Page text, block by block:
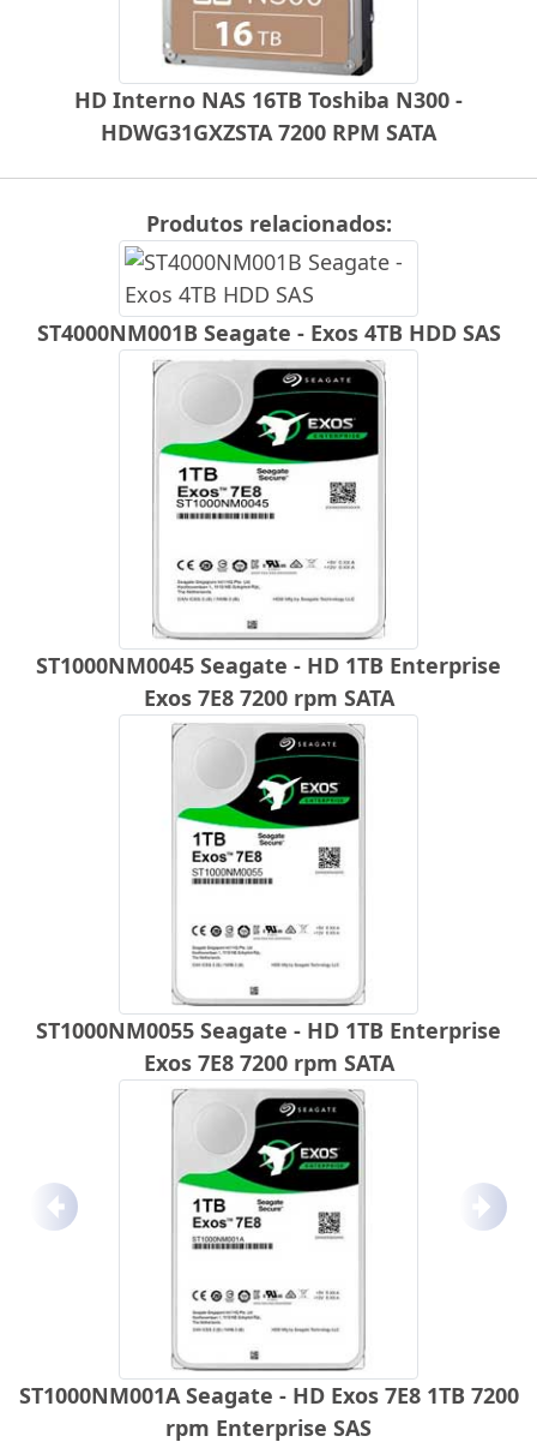
HD Interno NAS 16TB Toshiba N300 -
HDWG31GXZSTA 7200 RPM SATA
Produtos relacionados:
ST4000NM001B Seagate - Exos 4TB HDD SAS
ST1000NM0045 Seagate - HD 1TB Enterprise
Exos 7E8 7200 rpm SATA
ST1000NM0055 Seagate - HD 1TB Enterprise
Exos 7E8 7200 rpm SATA
ST1000NM001A Seagate - HD Exos 7E8 1TB 7200
rpm Enterprise SAS
Anterior